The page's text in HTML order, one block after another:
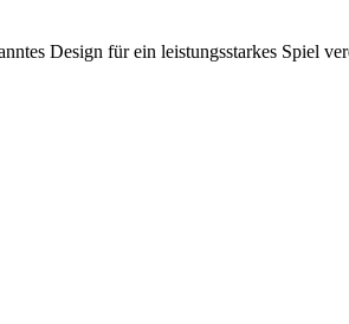
Design für ein leistungsstarkes Spiel